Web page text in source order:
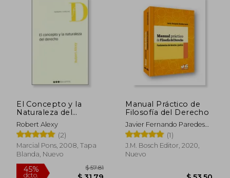
45%
dcto.
El Concepto y la
Naturaleza del
Derecho
Robert Alexy
(2)
Marcial Pons, 2008, Tapa
Blanda, Nuevo
Manual Práctico de
Filosofía del Derecho
Javier Fernando Paredes
Lovón
(1)
J.M. Bosch Editor, 2020,
Nuevo